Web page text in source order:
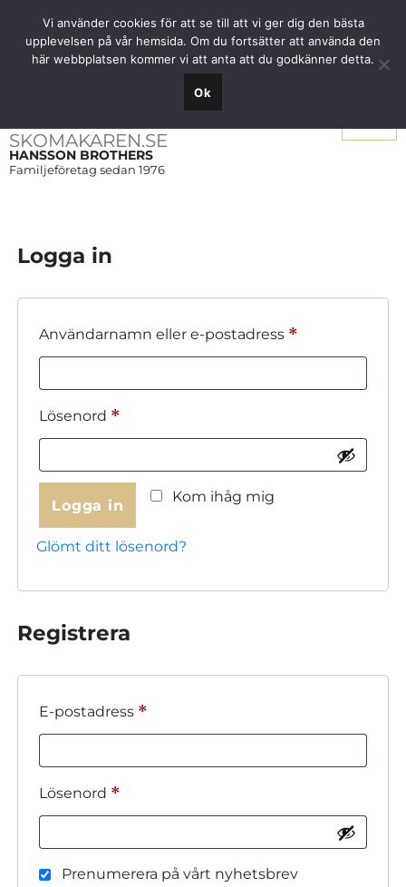
Fri frakt över 1000 SEK inom Sverige
SKOMAKAREN.SE
HANSSON BROTHERS
Familjeföretag sedan 1976
Logga in
Användarnamn eller e-postadress *
Lösenord *
Kom ihåg mig
Logga in
Glömt ditt lösenord?
Registrera
E-postadress *
Lösenord *
Prenumerera på vårt nyhetsbrev
Vi använder cookies för att se till att vi ger dig den bästa
upplevelsen på vår hemsida. Om du fortsätter att använda den
här webbplatsen kommer vi att anta att du godkänner detta.
Ok